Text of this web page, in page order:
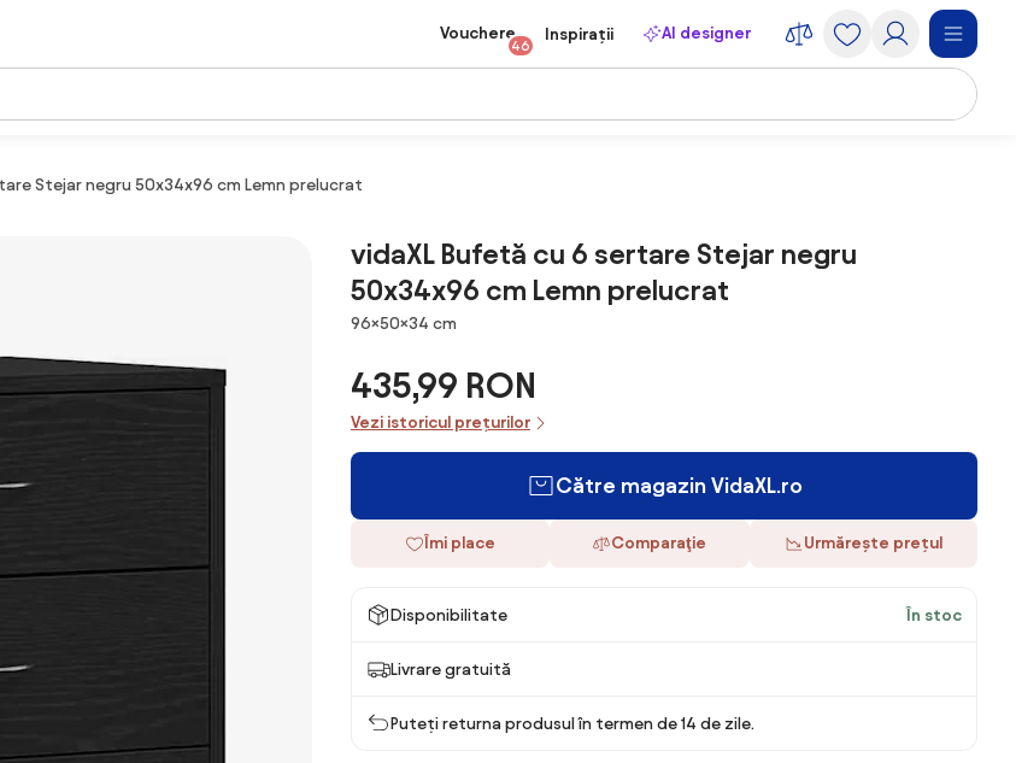
Vouchere
46
Inspirații AI designer
Stejar negru 50x34x96 cm Lemn prelucrat
vidaXL Bufetă cu 6 sertare Stejar negru
50x34x96 cm Lemn prelucrat
Dimensiuni
96×50×34 cm
435,99 RON
Vezi istoricul prețurilor
Către magazin VidaXL.ro
Îmi place Comparaţie Urmărește prețul
Disponibilitate În stoc
Livrare gratuită
Puteți returna produsul în termen de 14 de zile.